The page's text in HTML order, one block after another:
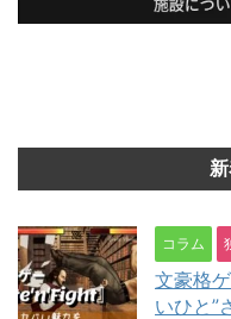
コラム
文豪格
いひと”